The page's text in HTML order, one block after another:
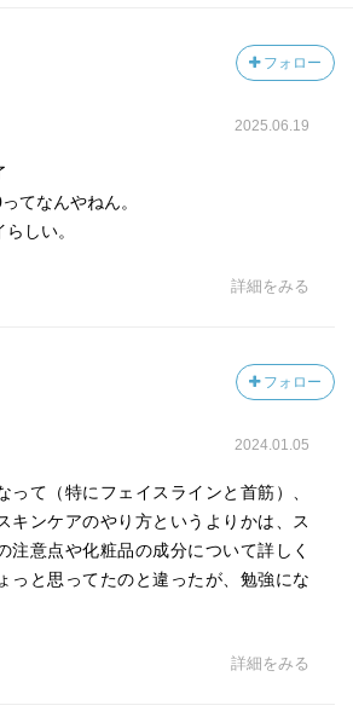
フォロー
2025.06.19
てなんやねん。
しい。
詳細をみる
フォロー
2024.01.05
って（特にフェイスラインと首筋）、
キンケアのやり方というよりかは、ス
注意点や化粧品の成分について詳しく
っと思ってたのと違ったが、勉強にな
詳細をみる